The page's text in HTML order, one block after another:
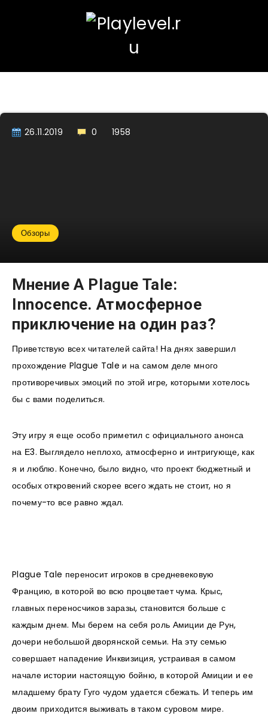
26.11.2019 0 1958
Обзоры
Мнение A Plague Tale:
Innocence. Атмосферное
приключение на один раз?
Приветствую всех читателей сайта! На днях завершил
прохождение Plague Tale и на самом деле много
противоречивых эмоций по этой игре, которыми хотелось
бы с вами поделиться.
Эту игру я еще особо приметил с официального анонса
на Е3. Выглядело неплохо, атмосферно и интригующе, как
я и люблю. Конечно, было видно, что проект бюджетный и
особых откровений скорее всего ждать не стоит, но я
почему-то все равно ждал.
Plague Tale переносит игроков в средневековую
Францию, в которой во всю процветает чума. Крыс,
главных переносчиков заразы, становится больше с
каждым днем. Мы берем на себя роль Амиции де Рун,
дочери небольшой дворянской семьи. На эту семью
совершает нападение Инквизиция, устраивая в самом
начале истории настоящую бойню, в которой Амиции и ее
младшему брату Гуго чудом удается сбежать. И теперь им
двоим приходится выживать в таком суровом мире.